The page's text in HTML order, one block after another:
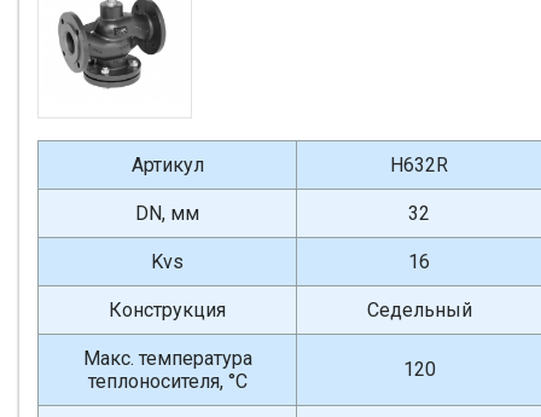
Артикул H632R
DN, мм 32
Kvs 16
Конструкция Седельный
Макс. температура
теплоносителя, °С
120